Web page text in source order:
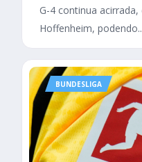
G-4 continua
Hoffenheim,
BUNDESLIGA